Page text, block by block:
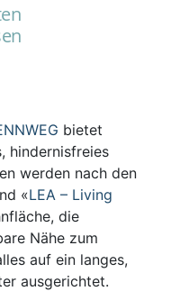
bietet
hindernisfreies
werden nach den
«LEA – Living
die
Nähe zum
auf ein langes,
ausgerichtet.